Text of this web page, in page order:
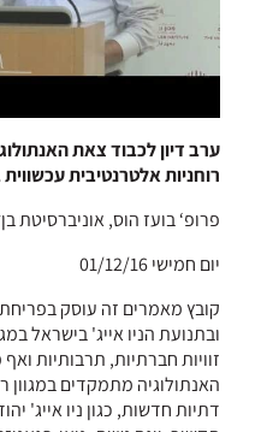
ערב דיון לכבוד צאת
רוחניות אלטרנטיבית
פרופ‘ בועז הוס, אוניברסיטת
יום חמישי 01/12/16
קובץ מאמרים זה עוסק
ובתנועת הניו אייג' בישראל
זוויות חברתיות, תרבותיות
האנתולוגיה מתמקדים במגוון
דתיות חדשות, כגון ניו אייג'